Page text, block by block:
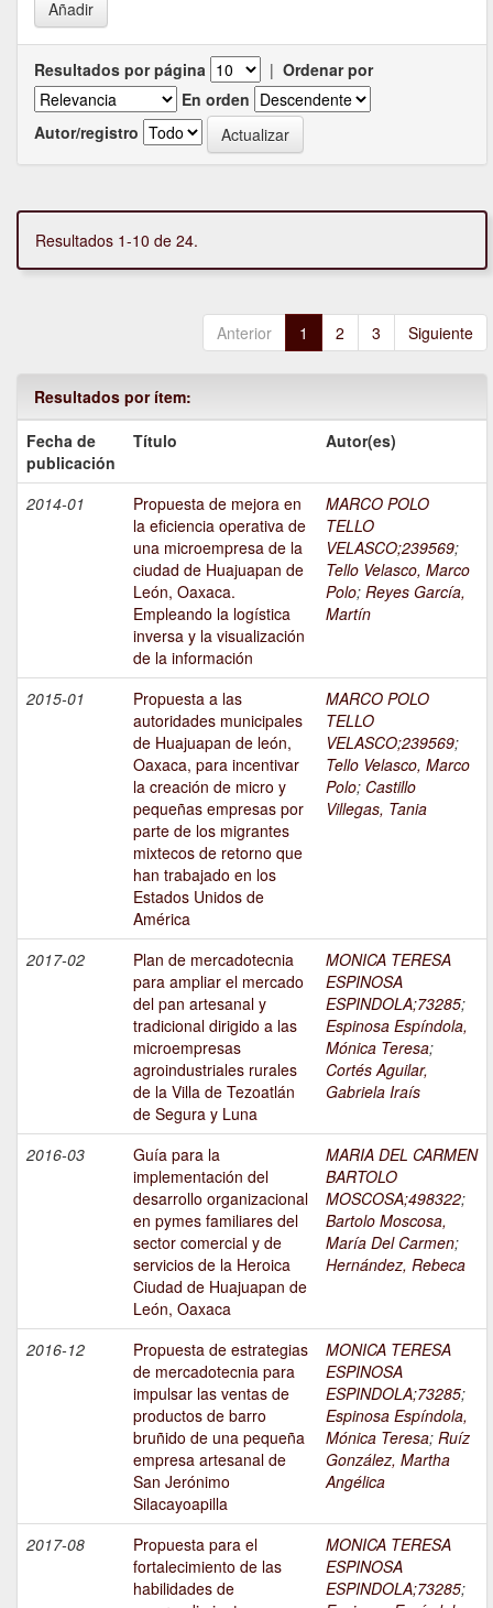
Resultados por página | Ordenar por
En orden
Autor/registro
Resultados 1-10 de 24.
Anterior 1 2 3 Siguiente
Resultados por ítem:
Fecha de
publicación
Título Autor(es)
2014-01
Propuesta de mejora en
la eficiencia operativa de
una microempresa de la
ciudad de Huajuapan de
León, Oaxaca.
Empleando la logística
inversa y la visualización
de la información
MARCO POLO
TELLO
VELASCO;239569;
Tello Velasco, Marco
Polo; Reyes García,
Martín
2015-01
Propuesta a las
autoridades municipales
de Huajuapan de león,
Oaxaca, para incentivar
la creación de micro y
pequeñas empresas por
parte de los migrantes
mixtecos de retorno que
han trabajado en los
Estados Unidos de
América
MARCO POLO
TELLO
VELASCO;239569;
Tello Velasco, Marco
Polo; Castillo
Villegas, Tania
2017-02
Plan de mercadotecnia
para ampliar el mercado
del pan artesanal y
tradicional dirigido a las
microempresas
agroindustriales rurales
de la Villa de Tezoatlán
de Segura y Luna
MONICA TERESA
ESPINOSA
ESPINDOLA;73285;
Espinosa Espíndola,
Mónica Teresa;
Cortés Aguilar,
Gabriela Iraís
2016-03
Guía para la
implementación del
desarrollo organizacional
en pymes familiares del
sector comercial y de
servicios de la Heroica
Ciudad de Huajuapan de
León, Oaxaca
MARIA DEL CARMEN
BARTOLO
MOSCOSA;498322;
Bartolo Moscosa,
María Del Carmen;
Hernández, Rebeca
2016-12
Propuesta de estrategias
de mercadotecnia para
impulsar las ventas de
productos de barro
bruñido de una pequeña
empresa artesanal de
San Jerónimo
Silacayoapilla
MONICA TERESA
ESPINOSA
ESPINDOLA;73285;
Espinosa Espíndola,
Mónica Teresa; Ruíz
González, Martha
Angélica
2017-08
Propuesta para el
fortalecimiento de las
habilidades de
MONICA TERESA
ESPINOSA
ESPINDOLA;73285;